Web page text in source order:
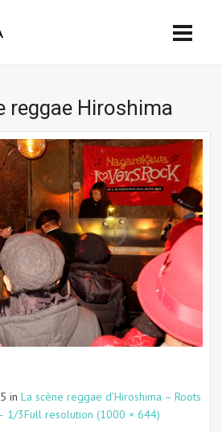
reggae Hiroshima
in La scène reggae d’Hiroshima – Roots
1/3Full resolution (1000 × 644)